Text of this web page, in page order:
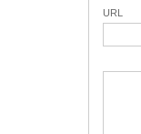
URL